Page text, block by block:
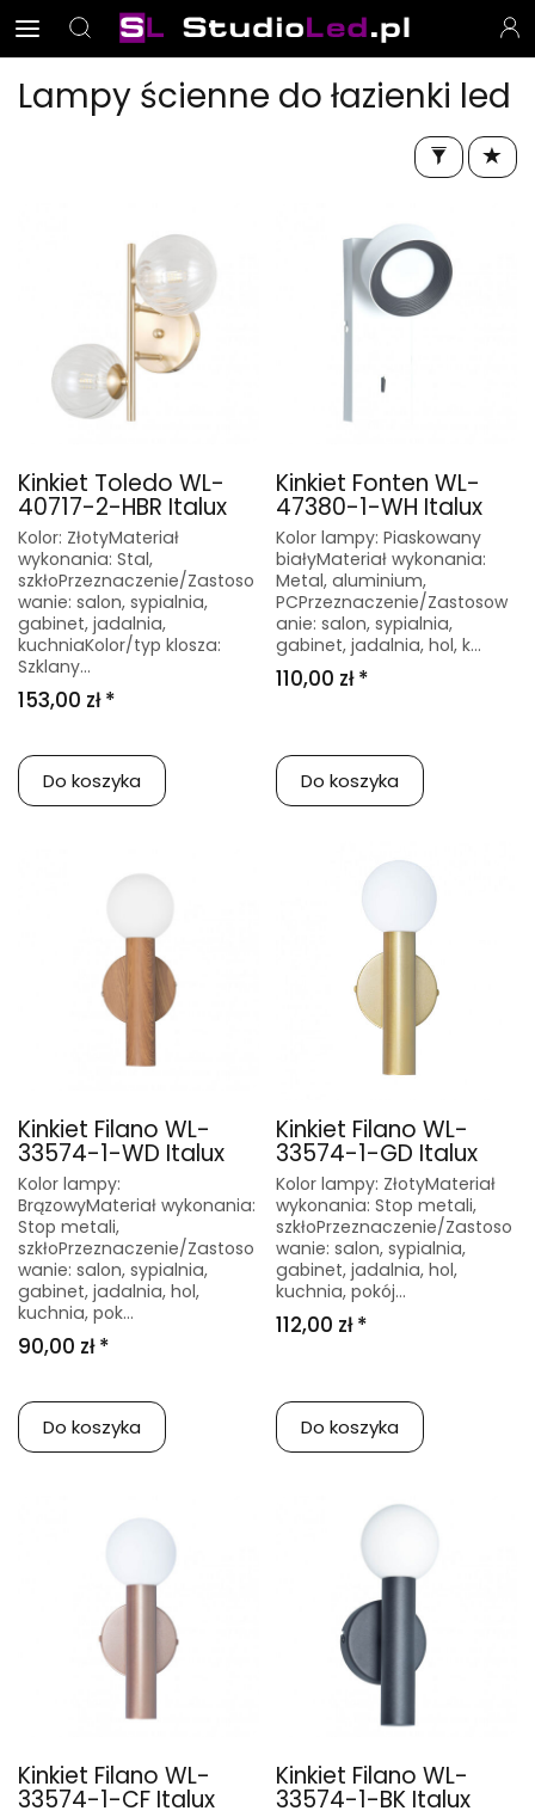
Lampy ścienne do łazienki led
Kinkiet Toledo WL-
40717-2-HBR Italux
Kolor: ZłotyMateriał
wykonania: Stal,
szkłoPrzeznaczenie/Zastoso
wanie: salon, sypialnia,
gabinet, jadalnia,
kuchniaKolor/typ klosza:
Szklany...
153,00 zł *
Do koszyka
Kinkiet Fonten WL-
47380-1-WH Italux
Kolor lampy: Piaskowany
białyMateriał wykonania:
Metal, aluminium,
PCPrzeznaczenie/Zastosow
anie: salon, sypialnia,
gabinet, jadalnia, hol, k...
110,00 zł *
Do koszyka
Kinkiet Filano WL-
33574-1-WD Italux
Kolor lampy:
BrązowyMateriał wykonania:
Stop metali,
szkłoPrzeznaczenie/Zastoso
wanie: salon, sypialnia,
gabinet, jadalnia, hol,
kuchnia, pok...
90,00 zł *
Do koszyka
Kinkiet Filano WL-
33574-1-GD Italux
Kolor lampy: ZłotyMateriał
wykonania: Stop metali,
szkłoPrzeznaczenie/Zastoso
wanie: salon, sypialnia,
gabinet, jadalnia, hol,
kuchnia, pokój...
112,00 zł *
Do koszyka
Kinkiet Filano WL-
33574-1-CF Italux
Kinkiet Filano WL-
33574-1-BK Italux